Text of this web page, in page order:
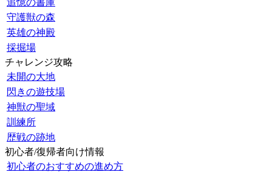
追憶の書庫
守護獣の森
英雄の神殿
採掘場
チャレンジ攻略
未開の大地
閃きの遊技場
神獣の聖域
訓練所
歴戦の跡地
初心者/復帰者向け情報
初心者のおすすめの進め方